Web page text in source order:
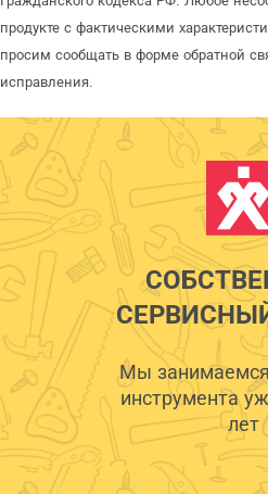
продукте с фактическими
просим сообщать в форме обратной
исправления.
Мы
инструмента
лет